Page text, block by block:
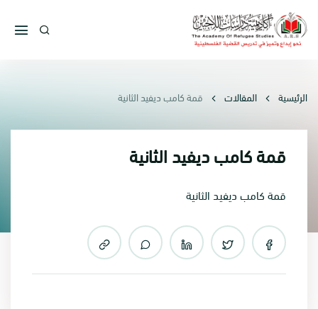
الرئيسية المقالات قمة كامب ديفيد الثانية
قمة كامب ديفيد الثانية
قمة كامب ديفيد الثانية